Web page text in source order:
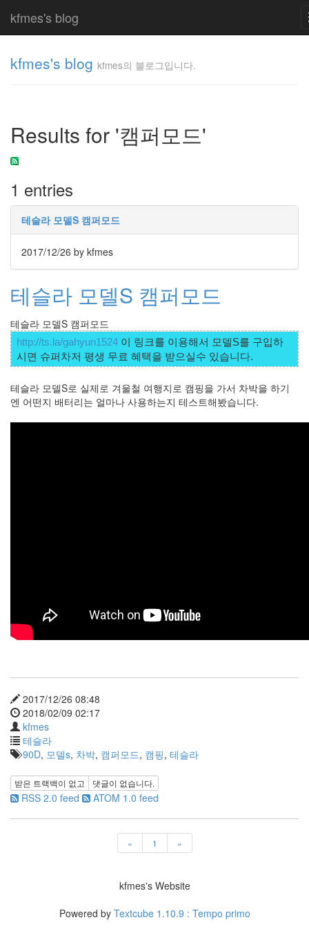
kfmes's blog
kfmes's blog kfmes의 블로그입니다.
Results for '캠퍼모드'
1 entries
테슬라 모델S 캠퍼모드
2017/12/26 by kfmes
테슬라 모델S 캠퍼모드
테슬라 모델S 캠퍼모드
http://ts.la/gahyun1524 이 링크를 이용해서 모델S를 구입하
시면 슈퍼차저 평생 무료 혜택을 받으실수 있습니다.
테슬라 모델S로 실제로 겨울철 여행지로 캠핑을 가서 차박을 하기
엔 어떤지 배터리는 얼마나 사용하는지 테스트해봤습니다.
2017/12/26 08:48
2018/02/09 02:17
kfmes
테슬라
90D, 모델s, 차박, 캠퍼모드, 캠핑, 테슬라
받은 트랙백이 없고 댓글이 없습니다.
RSS 2.0 feed ATOM 1.0 feed
« 1 »
입니
다.
kfmes
Tag
Cloud
kfmes
JateON
테
슬
라
Java
자
테
온
모
ACECOMBAT
FLIT
모
델
play
movie
Eclipse
네
트
kfmes's Website
Powered by Textcube 1.10.9 : Tempo primo